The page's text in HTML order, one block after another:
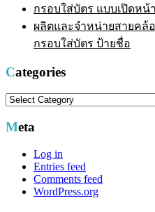
กรอบใส่บัตร แบบเปิดหน้
ผลิตและจำหน่ายสายคล้
กรอบใส่บัตร ป้ายชื่อ
Categories
Categories
Meta
Log in
Entries feed
Comments feed
WordPress.org